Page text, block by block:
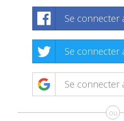
Se connecter
Se connecter
Se connecter
ou